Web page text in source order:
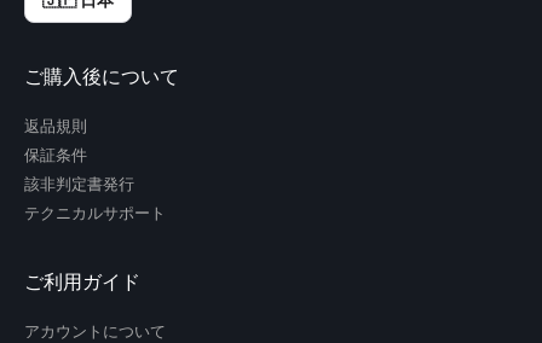
ご購入後について
返品規則
保証条件
該非判定書発行
テクニカルサポート
ご利用ガイド
アカウントについて